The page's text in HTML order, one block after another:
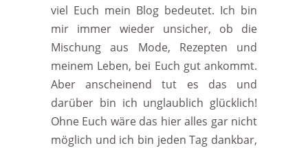
viel Euch mein Blog bedeutet. Ich bin
mir immer wieder unsicher, ob die
Mischung aus Mode, Rezepten und
meinem Leben, bei Euch gut ankommt.
Aber anscheinend tut es das und
darüber bin ich unglaublich glücklich!
Ohne Euch wäre das hier alles gar nicht
möglich und ich bin jeden Tag dankbar,